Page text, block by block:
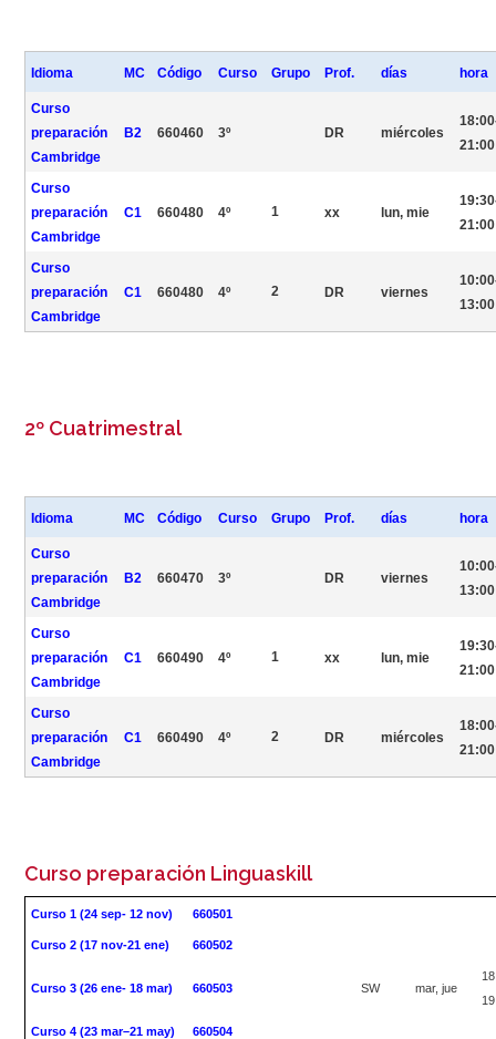
Idioma MC Código Curso Grupo Prof. días hora
Curso
preparación
Cambridge
B2 660460 3º DR miércoles
21:00
Curso
preparación
Cambridge
C1 660480 4º 1 xx lun, mie
21:00
Curso
preparación
Cambridge
C1 660480 4º 2 DR viernes
13:00
2º Cuatrimestral
Idioma MC Código Curso Grupo Prof. días hora
Curso
preparación
Cambridge
B2 660470 3º DR viernes
13:00
Curso
preparación
Cambridge
C1 660490 4º 1 xx lun, mie
21:00
Curso
preparación
Cambridge
C1 660490 4º 2 DR miércoles
21:00
Curso preparación Linguaskill
Curso 1 (24 sep- 12 nov) 660501
Curso 2 (17 nov-21 ene) 660502
Curso 3 (26 ene- 18 mar) 660503 SW mar, jue
Curso 4 (23 mar–21 may) 660504